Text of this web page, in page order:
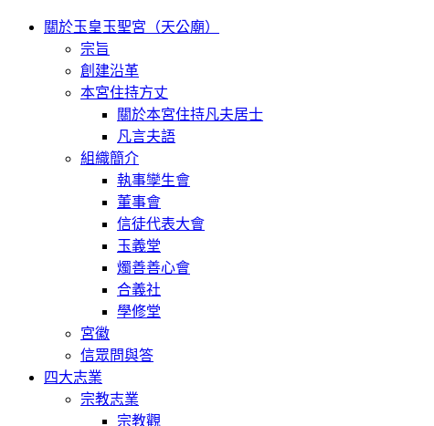
關於玉皇玉聖宮（天公廟）
宗旨
創建沿革
本宮住持方丈
關於本宮住持凡夫居士
凡言夫語
組織簡介
執事孿生會
董事會
信徒代表大會
玉義堂
燭善善心會
合義社
學修堂
宮徽
信眾問與答
四大志業
宗教志業
宗教觀